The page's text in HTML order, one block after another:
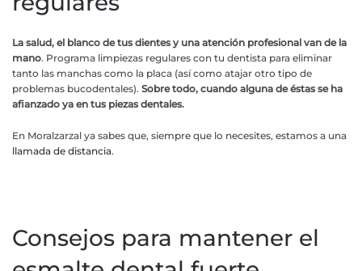
La salud, el blanco de tus dientes y una atención profesional van de la
mano. Programa limpiezas regulares con tu dentista para eliminar
tanto las manchas como la placa (así como atajar otro tipo de
problemas bucodentales). Sobre todo, cuando alguna de éstas se ha
afianzado ya en tus piezas dentales.
En Moralzarzal ya sabes que, siempre que lo necesites, estamos a una
llamada de distancia.
Consejos para mantener el